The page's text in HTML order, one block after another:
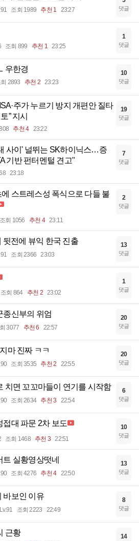
조회 1989 추천 1 23:27 댓글
조회 899 추천 1 23:25
1
댓글
우한경
2893 추천 2 23:23
10
댓글
주가 누르기 방지 개편안 질타
” 지시
추천 4 23:22
19
댓글
사이' 널뛰는 SK하이닉스…증
기반 펀터멘털 견고"
23:18
7
댓글
에 스트레스성 폭식으로 다들 불
조회 1056 추천 4 23:11
2
댓글
뒷전에 뷰익 한국 진출
조회 2366 23:03
13
댓글
조회 864 추천 2 23:02
1
댓글
종신부의 위엄
3077 추천 6 22:57
20
댓글
마 진짜 ㅋㅋ
조회 3535 추천 2 22:55
20
댓글
치면 꼬꼬마들이 연기를 시작함
조회 2634 추천 3 22:54
6
댓글
접대 파문 2차 보도
조회 1468 추천 3 22:51
10
댓글
트 실황영상떳네
조회 4276 추천 4 22:50
13
댓글
바보인 이유
Lv.91 조회 2223 22:49
8
댓글
근황 14